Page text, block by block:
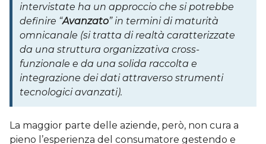
intervistate ha un approccio che si potrebbe
definire “Avanzato” in termini di maturità
omnicanale (si tratta di realtà caratterizzate
da una struttura organizzativa cross-
funzionale e da una solida raccolta e
integrazione dei dati attraverso strumenti
tecnologici avanzati).
La maggior parte delle aziende, però, non cura a
pieno l’esperienza del consumatore gestendo e